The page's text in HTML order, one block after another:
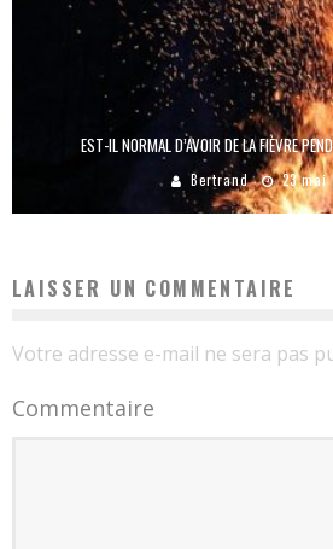
EST-IL NORMAL D’AVOIR DE LA FIÈVRE
Bertrand 23 mai
LAISSER UN COMMENTAIRE
Votre adresse e-mail ne sera pas
Commentaire